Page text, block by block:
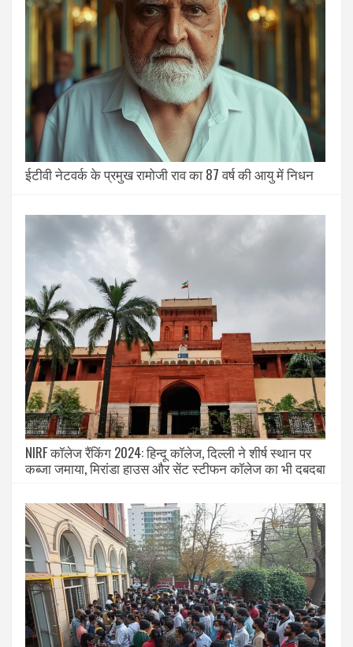
ईटीवी नेटवर्क के प्रमुख रामोजी राव का 87 वर्ष की आयु में निधन
NIRF कॉलेज रैंकिंग 2024: हिन्दू कॉलेज, दिल्ली ने शीर्ष स्थान पर
कब्जा जमाया, मिरांडा हाउस और सेंट स्टीफन कॉलेज का भी दबदबा